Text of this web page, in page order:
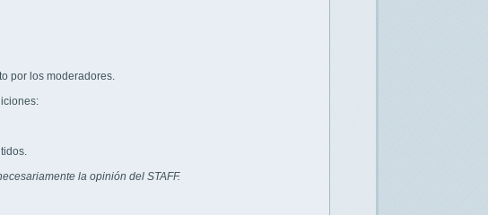
por los moderadores.
la opinión del STAFF.